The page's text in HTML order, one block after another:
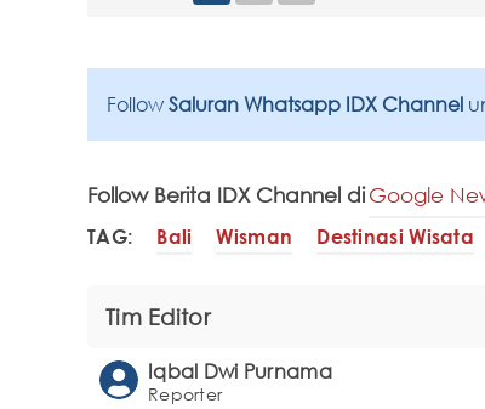
Follow Saluran Whatsapp IDX Channel
Follow Berita IDX Channel diGoogle
TAG: Bali Wisman Destinasi Wisata
Tim Editor
Iqbal Dwi Purnama
Reporter